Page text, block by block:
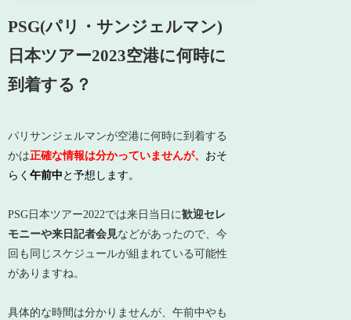
PSG(パリ・サンジェルマン)
日本ツアー2023空港に何時に
到着する？
パリサンジェルマンが空港に何時に到着する
かは正確な情報は分かっていませんが、 おそ
らく午前中 と予想します。
PSG日本ツアー2022では来日当日に歓迎セレ
モニーや来日記者会見などがあったので、今
回も同じスケジュールが組まれている可能性
がありますね。
具体的な時間は分かりませんが、午前中やも